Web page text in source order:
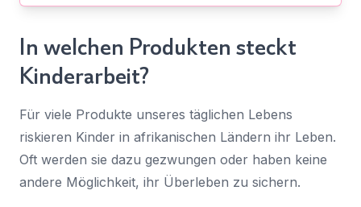
In welchen Produkten steckt
Kinderarbeit?
Für viele Produkte unseres täglichen Lebens
riskieren Kinder in afrikanischen Ländern ihr Leben.
Oft werden sie dazu gezwungen oder haben keine
andere Möglichkeit, ihr Überleben zu sichern.